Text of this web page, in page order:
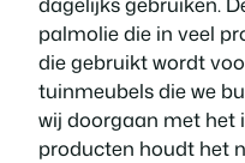
palmolie die in veel
die gebruikt wordt
tuinmeubels die we
wij doorgaan met het
producten houdt het